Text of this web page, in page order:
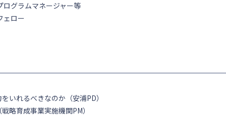
グラムマネージャー等
ェロー
いれるべきなのか（安浦PD）
略育成事業実施機関PM）